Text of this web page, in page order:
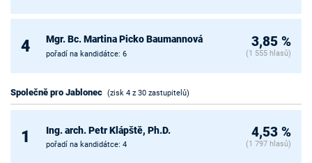
4 Mgr. Bc. Martina Picko Baumannová
pořadí na kandidátce: 6
3,85 %
(1 555 hlasů)
Společně pro Jablonec (zisk 4 z 30 zastupitelů)
1 Ing. arch. Petr Klápště, Ph.D.
pořadí na kandidátce: 4
4,53 %
(1 797 hlasů)